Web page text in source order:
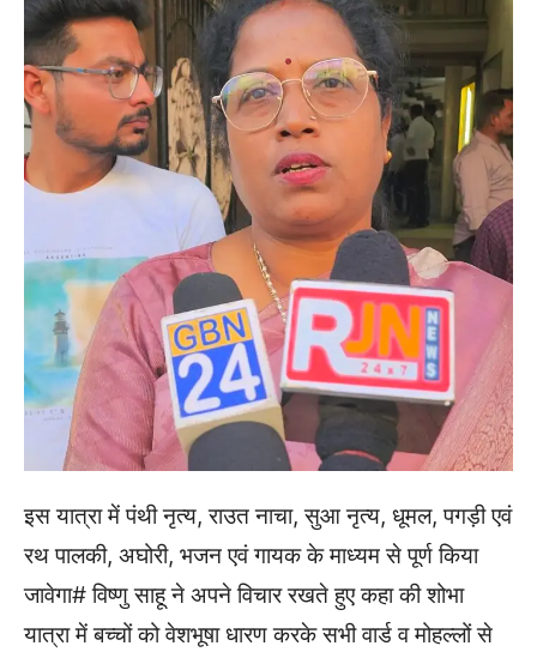
इस यात्रा में पंथी नृत्य, राउत नाचा, सुआ नृत्य, धूमल, पगड़ी एवं
रथ पालकी, अघोरी, भजन एवं गायक के माध्यम से पूर्ण किया
जावेगा# विष्णु साहू ने अपने विचार रखते हुए कहा की शोभा
यात्रा में बच्चों को वेशभूषा धारण करके सभी वार्ड व मोहल्लों से